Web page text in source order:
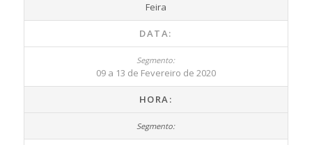
Feira
DATA:
09 a 13 de Fevereiro de 2020
HORA: